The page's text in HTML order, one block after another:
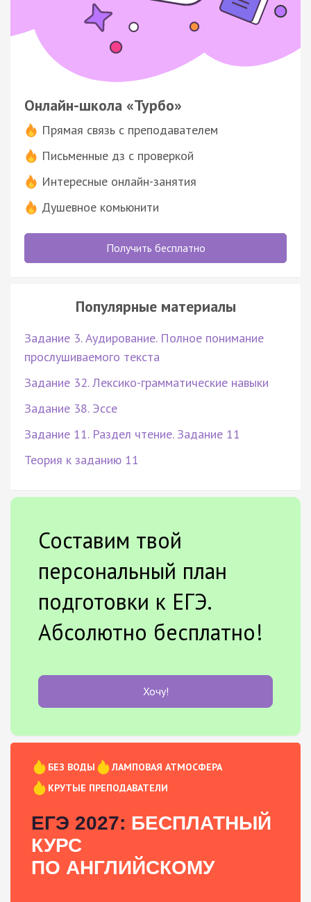
Онлайн-школа «Турбо»
Прямая связь с преподавателем
Письменные дз с проверкой
Интересные онлайн-занятия
Душевное комьюнити
Получить бесплатно
Популярные материалы
Задание 3. Аудирование. Полное понимание
прослушиваемого текста
Задание 32. Лексико-грамматические навыки
Задание 38. Эссе
Задание 11. Раздел чтение. Задание 11
Теория к заданию 11
Составим твой
персональный план
подготовки к ЕГЭ.
Абсолютно бесплатно!
Хочу!
БЕЗ ВОДЫ
ЛАМПОВАЯ АТМОСФЕРА
КРУТЫЕ ПРЕПОДАВАТЕЛИ
ЕГЭ 2027: БЕСПЛАТНЫЙ
КУРС
ПО АНГЛИЙСКОМУ